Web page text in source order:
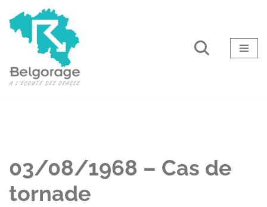
Aller
03/08/1968 – Cas de
tornade